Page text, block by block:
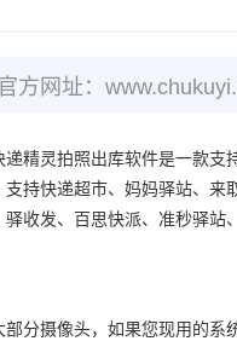
方网址：
精灵拍照出库软件是一款
持快递超市、妈妈驿站、来
收发、百思快派、准秒驿
分摄像头，如果您现用的